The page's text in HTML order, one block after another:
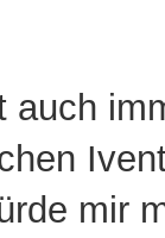
auch
mir